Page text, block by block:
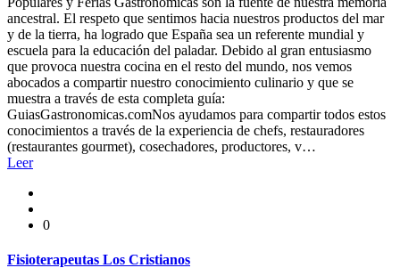
ancestral. El respeto que sentimos hacia nuestros productos del mar
y de la tierra, ha logrado que España sea un referente mundial y
escuela para la educación del paladar. Debido al gran entusiasmo
que provoca nuestra cocina en el resto del mundo, nos vemos
abocados a compartir nuestro conocimiento culinario y que se
muestra a través de esta completa guía:
GuiasGastronomicas.comNos ayudamos para compartir todos estos
conocimientos a través de la experiencia de chefs, restauradores
(restaurantes gourmet), cosechadores, productores, v…
Leer
0
Fisioterapeutas Los Cristianos